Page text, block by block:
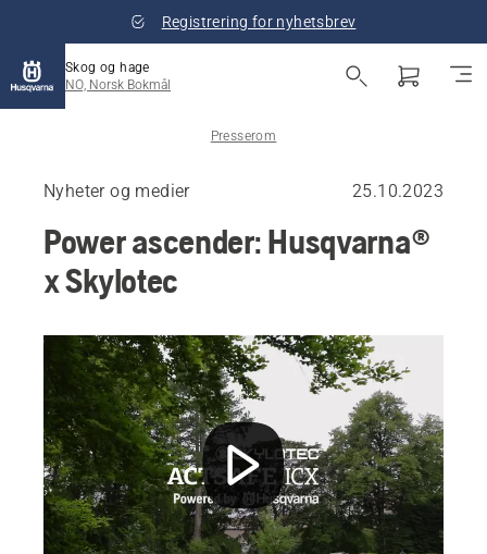
Registrering for nyhetsbrev
Skog og hage
NO, Norsk Bokmål
Presserom
Nyheter og medier 25.10.2023
Power ascender: Husqvarna®
x Skylotec